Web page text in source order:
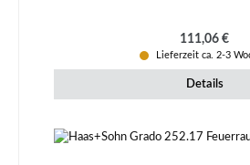
Regulärer
111,06 €
Lieferzeit ca. 2-3
Details